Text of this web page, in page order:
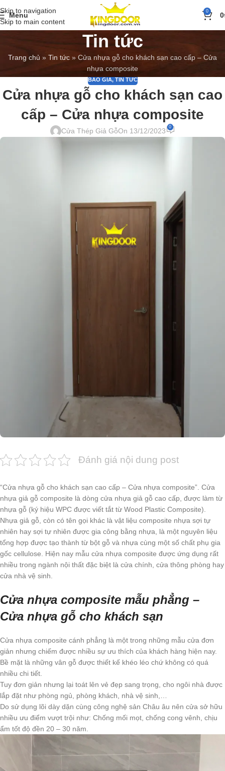
Skip to navigation
Skip to main content
Menu 0 0
Tin tức
Trang chủ » Tin tức » Cửa nhựa gỗ cho khách sạn cao cấp – Cửa
nhựa composite
BÁO GIÁ, TIN TỨC
Cửa nhựa gỗ cho khách sạn cao
cấp – Cửa nhựa composite
Cửa Thép Giả GỗOn 13/12/2023 0
Đánh giá nội dung post
“Cửa nhựa gỗ cho khách sạn cao cấp – Cửa nhựa composite”. Cửa
nhựa giả gỗ composite là dòng cửa nhựa giả gỗ cao cấp, được làm từ
nhựa gỗ (ký hiệu WPC được viết tắt từ Wood Plastic Composite).
Nhựa giả gỗ, còn có tên gọi khác là vật liệu composite nhựa sợi tự
nhiên hay sợi tự nhiên được gia công bằng nhựa, là một nguyên liệu
tổng hợp được tạo thành từ bột gỗ và nhựa cùng một số chất phụ gia
gốc cellulose. Hiện nay mẫu cửa nhựa composite được ứng dụng rất
nhiều trong ngành nội thất đặc biệt là cửa chính, cửa thông phòng hay
cửa nhà vệ sinh.
Cửa nhựa composite mẫu phẳng –
Cửa nhựa gỗ cho khách sạn
Cửa nhựa composite cánh phẳng là một trong những mẫu cửa đơn
giản nhưng chiếm được nhiều sự ưu thích của khách hàng hiện nay.
Bề mặt là những vân gỗ được thiết kế khéo léo chứ không có quá
nhiều chi tiết.
Tuy đơn giản nhưng lại toát lên vẻ đẹp sang trọng, cho ngôi nhà được
lắp đặt như phòng ngủ, phòng khách, nhà vệ sinh,…
Do sử dụng lõi dày dặn cùng công nghệ sản Châu âu nên cửa sở hữu
nhiều ưu điểm vượt trội như: Chống mối mọt, chống cong vênh, chịu
ẩm tốt độ đền 20 – 30 năm.